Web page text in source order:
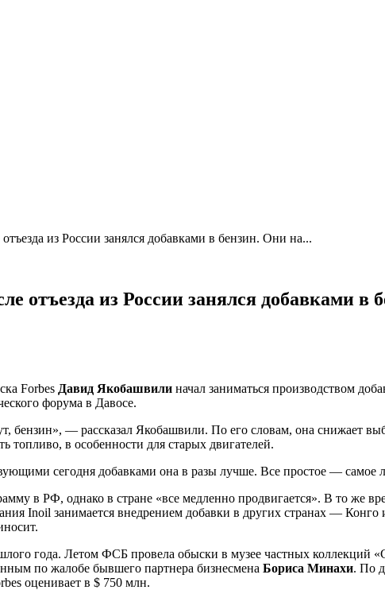
из России занялся добавками в бензин. Они на...
отъезда из России занялся добавками в
Forbes Давид Якобашвили начал заниматься производством
форума в Давосе.
— рассказал Якобашвили. По его словам, она снижает
в особенности для старых двигателей.
сегодня добавками она в разы лучше. Все простое —
в РФ, однако в стране «все медленно продвигается». В то же
Inoil занимается внедрением добавки в других странах —
года. Летом ФСБ провела обыски в музее частных
по жалобе бывшего партнера бизнесмена Бориса Минахи. По
оценивает в $ 750 млн.